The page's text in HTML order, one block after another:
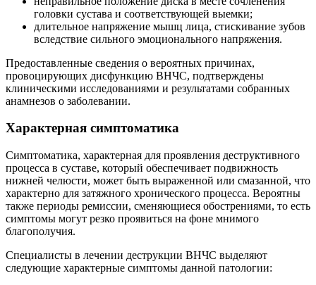
головки сустава и соответствующей выемки;
длительное напряжение мышц лица, стискивание зубов
вследствие сильного эмоционального напряжения.
Предоставленные сведения о вероятных причинах,
провоцирующих дисфункцию ВНЧС, подтверждены
клиническими исследованиями и результатами собранных
анамнезов о заболевании.
Характерная симптоматика
Симптоматика, характерная для проявления деструктивного
процесса в суставе, который обеспечивает подвижность
нижней челюсти, может быть выраженной или смазанной, что
характерно для затяжного хронического процесса. Вероятны
также периоды ремиссии, сменяющиеся обострениями, то есть
симптомы могут резко проявиться на фоне мнимого
благополучия.
Специалисты в лечении деструкции ВНЧС выделяют
следующие характерные симптомы данной патологии: